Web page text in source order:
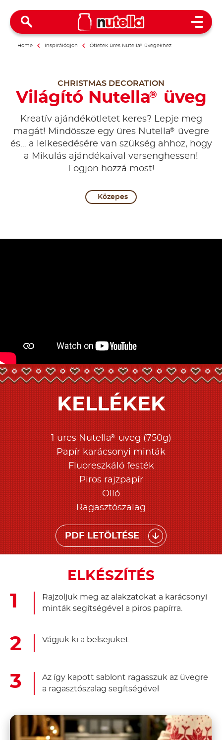
Open
Home Inspirálódjon Ötletek üres Nutella® üvegekhez
CHRISTMAS DECORATION
Világító Nutella® üveg
Kreatív ajándékötletet keres? Lepje meg
magát! Mindössze egy üres Nutella®
üvegre
és… a lelkesedésére van szükség ahhoz, hogy
a Mikulás ajándékaival versenghessen!
Fogjon hozzá most!
Közepes
KELLÉKEK
1 üres Nutella®üveg (750g)
Papír karácsonyi minták
Fluoreszkáló festék
Piros rajzpapír
Olló
Ragasztószalag
PDF LETÖLTÉSE
ELKÉSZÍTÉS
Rajzoljuk meg az alakzatokat a karácsonyi
minták segítségével a piros papírra.
Vágjuk ki a belsejüket.
Az így kapott sablont ragasszuk az üvegre
a ragasztószalag segítségével